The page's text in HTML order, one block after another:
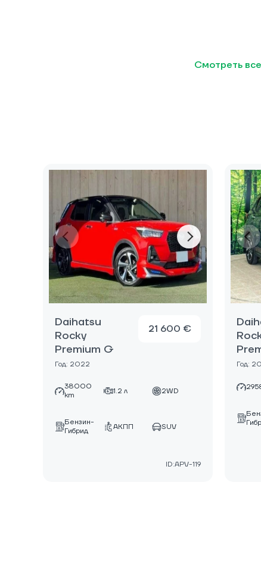
Смотреть
Daihatsu
Rocky
Premium G
Год: 2022
21 600 €
38000
km
1.2 л 2WD
Бензин-
Гибрид
АКПП SUV
ID:APV-119
Год: